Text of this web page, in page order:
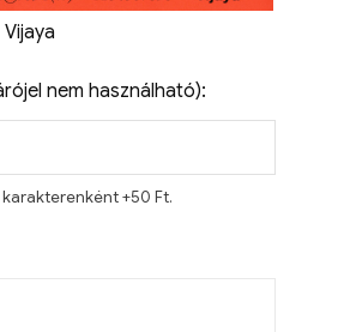
Vijaya
nem használható):
+50 Ft.